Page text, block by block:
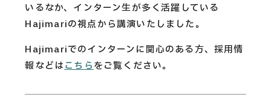
いるなか、インターン生が多く活躍している
Hajimariの視点から講演いたしました。
Hajimariでのインターンに関心のある方、採用情
報などはこちらをご覧ください。